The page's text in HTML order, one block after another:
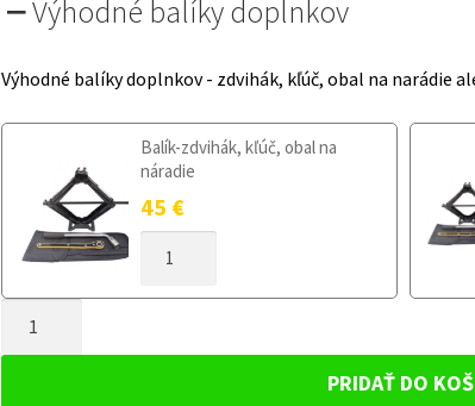
Výhodné balíky doplnkov
Výhodné balíky doplnkov - zdvihák, kľúč, obal na narádie
Balík-zdvihák, kľúč, obal na
náradie
45 €
DOJAZDOVÉ
PICASSO
PRIDAŤ DO